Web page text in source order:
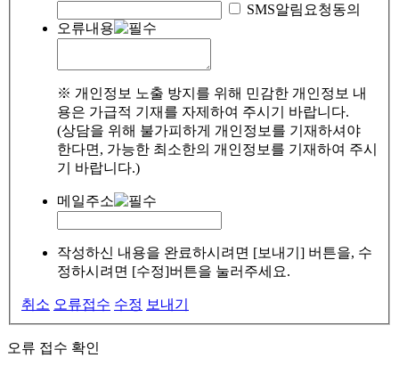
SMS알림요청동의
오류내용
※ 개인정보 노출 방지를 위해 민감한 개인정보 내
용은 가급적 기재를 자제하여 주시기 바랍니다.
(상담을 위해 불가피하게 개인정보를 기재하셔야
한다면, 가능한 최소한의 개인정보를 기재하여 주시
기 바랍니다.)
메일주소
작성하신 내용을 완료하시려면 [보내기] 버튼을, 수
정하시려면 [수정]버튼을 눌러주세요.
취소 오류접수 수정 보내기
오류 접수 확인